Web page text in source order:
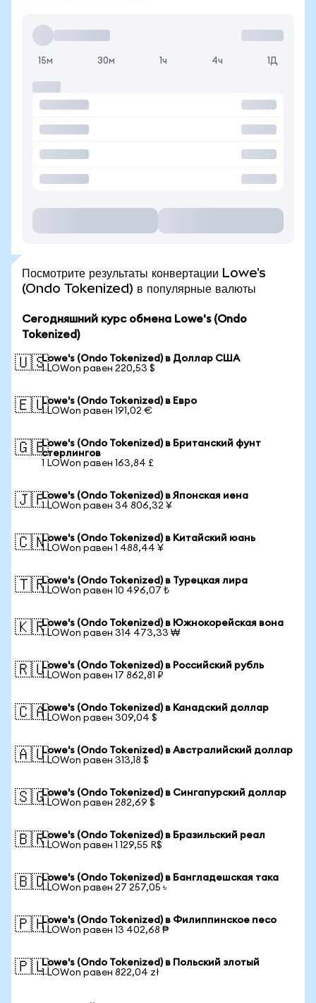
15м 30м 1ч 4ч 1Д
Посмотрите результаты конвертации Lowe's
(Ondo Tokenized) в популярные валюты
Сегодняшний курс обмена Lowe's (Ondo
Tokenized)
🇺🇸Lowe's (Ondo Tokenized) в Доллар США
1 LOWon равен 220,53 $
🇪🇺Lowe's (Ondo Tokenized) в Евро
1 LOWon равен 191,02 €
🇬🇧Lowe's (Ondo Tokenized) в Британский фунт
стерлингов
1 LOWon равен 163,84 £
🇯🇵Lowe's (Ondo Tokenized) в Японская иена
1 LOWon равен 34 806,32 ¥
🇨🇳Lowe's (Ondo Tokenized) в Китайский юань
1 LOWon равен 1 488,44 ¥
🇹🇷Lowe's (Ondo Tokenized) в Турецкая лира
1 LOWon равен 10 496,07 ₺
🇰🇷Lowe's (Ondo Tokenized) в Южнокорейская вона
1 LOWon равен 314 473,33 ₩
🇷🇺Lowe's (Ondo Tokenized) в Российский рубль
1 LOWon равен 17 862,81 ₽
🇨🇦Lowe's (Ondo Tokenized) в Канадский доллар
1 LOWon равен 309,04 $
🇦🇺Lowe's (Ondo Tokenized) в Австралийский доллар
1 LOWon равен 313,18 $
🇸🇬Lowe's (Ondo Tokenized) в Сингапурский доллар
1 LOWon равен 282,69 $
🇧🇷Lowe's (Ondo Tokenized) в Бразильский реал
1 LOWon равен 1 129,55 R$
🇧🇩Lowe's (Ondo Tokenized) в Бангладешская така
1 LOWon равен 27 257,05 ৳
🇵🇭Lowe's (Ondo Tokenized) в Филиппинское песо
1 LOWon равен 13 402,68 ₱
🇵🇱Lowe's (Ondo Tokenized) в Польский злотый
1 LOWon равен 822,04 zł